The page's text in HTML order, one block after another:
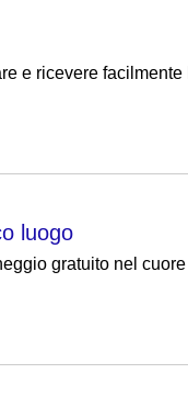
e ricevere facilmente
luogo
gratuito nel cuore